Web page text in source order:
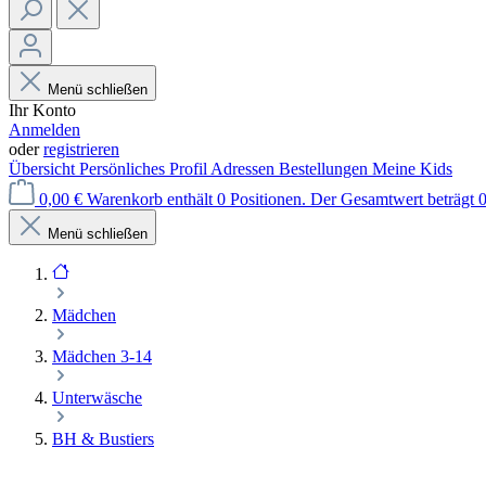
Menü schließen
Ihr Konto
Anmelden
oderregistrieren
Übersicht Persönliches Profil Adressen Bestellungen Meine Kids
0,00 € Warenkorb enthält 0 Positionen. Der Gesamtwert beträgt
Menü schließen
Mädchen
Mädchen 3-14
Unterwäsche
BH & Bustiers